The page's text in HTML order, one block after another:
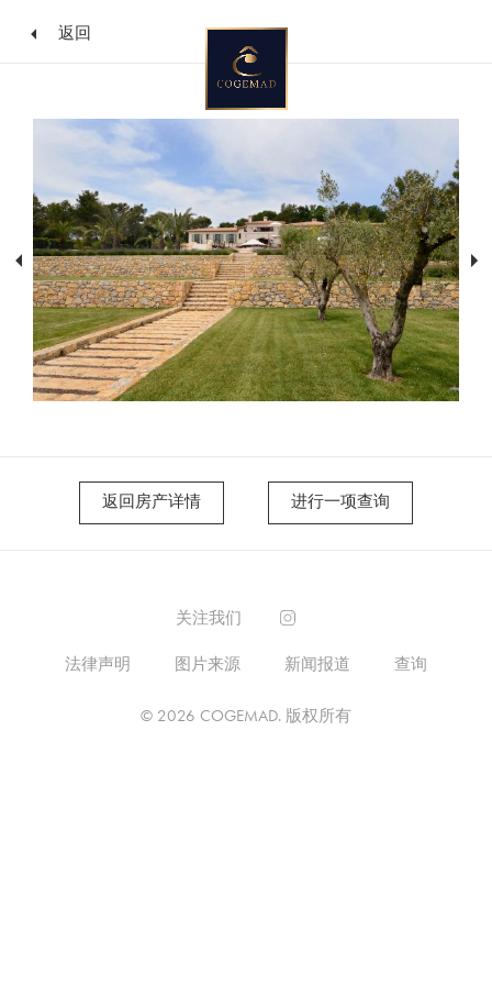
返回
返回房产详情 进行一项查询
关注我们
法律声明 图片来源 新闻报道 查询
© 2026 COGEMAD. 版权所有